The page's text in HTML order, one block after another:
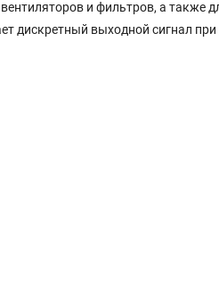
и фильтров, а также
дискретный выходной сигнал